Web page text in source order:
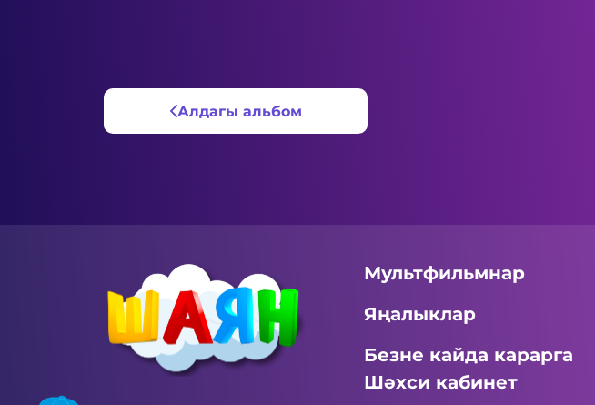
Алдагы альбом
Мультфильмнар
Яңалыклар
Безне кайда карарга
Шәхси кабинет